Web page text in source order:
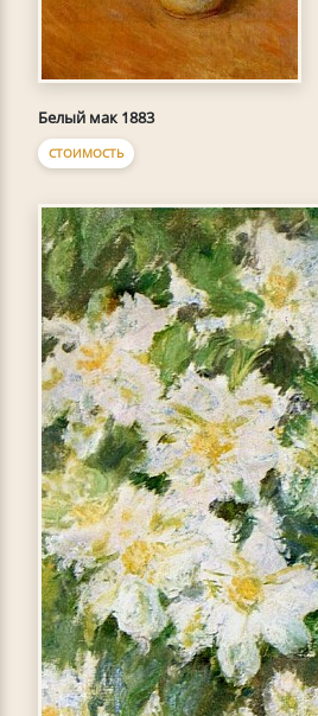
Белый мак 1883
СТОИМОСТЬ